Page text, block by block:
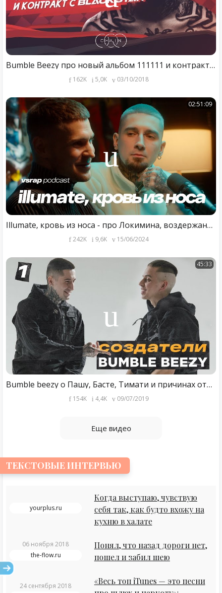
Bumble Beezy про новый альбом 111111 и контракт с BLACK STAR
162K 5,0K 03/10/2018
02:51:09
Illumate, кровь из носа - про Локимина, воздержание и как быть рэпером в 30 #vsrap
242K 9,6K 15/06/2024
45:33
Bumble beezy о Пашу, Басте, Тимати и причинах отказа лейблу Black Star
154K 4,4K 09/07/2019
Еще видео
ТЕКСТОВЫЕ ИНТЕРВЬЮ
yourplus.ru
Когда выступаю, чувствую
себя так, как будто вхожу на
кухню в халате
06 ноября 2018
the-flow.ru
Понял, что назад дороги нет,
пошел и забил шею
24 сентября 2018
«Весь топ iTunes — это песни